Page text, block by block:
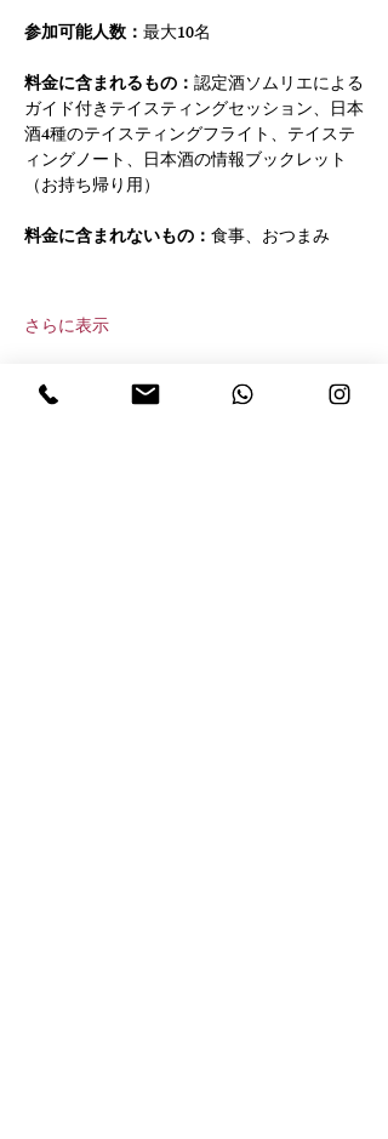
参加可能人数： 最大10名
料金に含まれるもの： 認定酒ソムリエによる
ガイド付きテイスティングセッション、日本
酒4種のテイスティングフライト、テイステ
ィングノート、日本酒の情報ブックレット
（お持ち帰り用）
料金に含まれないもの： 食事、おつまみ
さらに表示